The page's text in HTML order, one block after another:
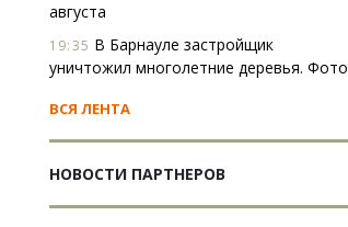
августа
19:35 В Барнауле застройщик
уничтожил многолетние деревья. Фото
ВСЯ ЛЕНТА
НОВОСТИ ПАРТНЕРОВ